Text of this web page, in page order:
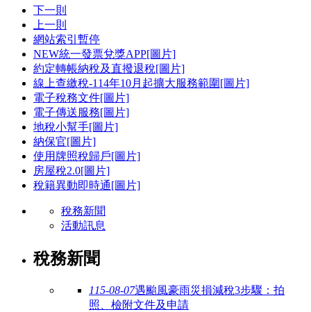
下一則
上一則
網站索引 暫停
NEW統一發票兌獎APP[圖片]
約定轉帳納稅及直撥退稅[圖片]
線上查繳稅-114年10月起擴大服務範圍[圖片]
電子稅務文件[圖片]
電子傳送服務[圖片]
地稅小幫手[圖片]
納保官[圖片]
使用牌照稅歸戶[圖片]
房屋稅2.0[圖片]
稅籍異動即時通[圖片]
稅務新聞
活動訊息
稅務新聞
115-08-07遇颱風豪雨災損減稅3步驟：拍
照、檢附文件及申請